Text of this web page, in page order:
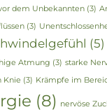
dem Unbekannten (3)
(3)
(5)
Atmung (3) starke
Knie (3) Krämpfe im
(8) nervöse